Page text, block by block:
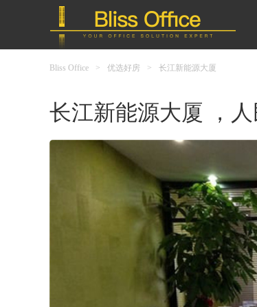
Bliss Office > 优选好房 > 长江新能源大厦
长江新能源大厦 ，